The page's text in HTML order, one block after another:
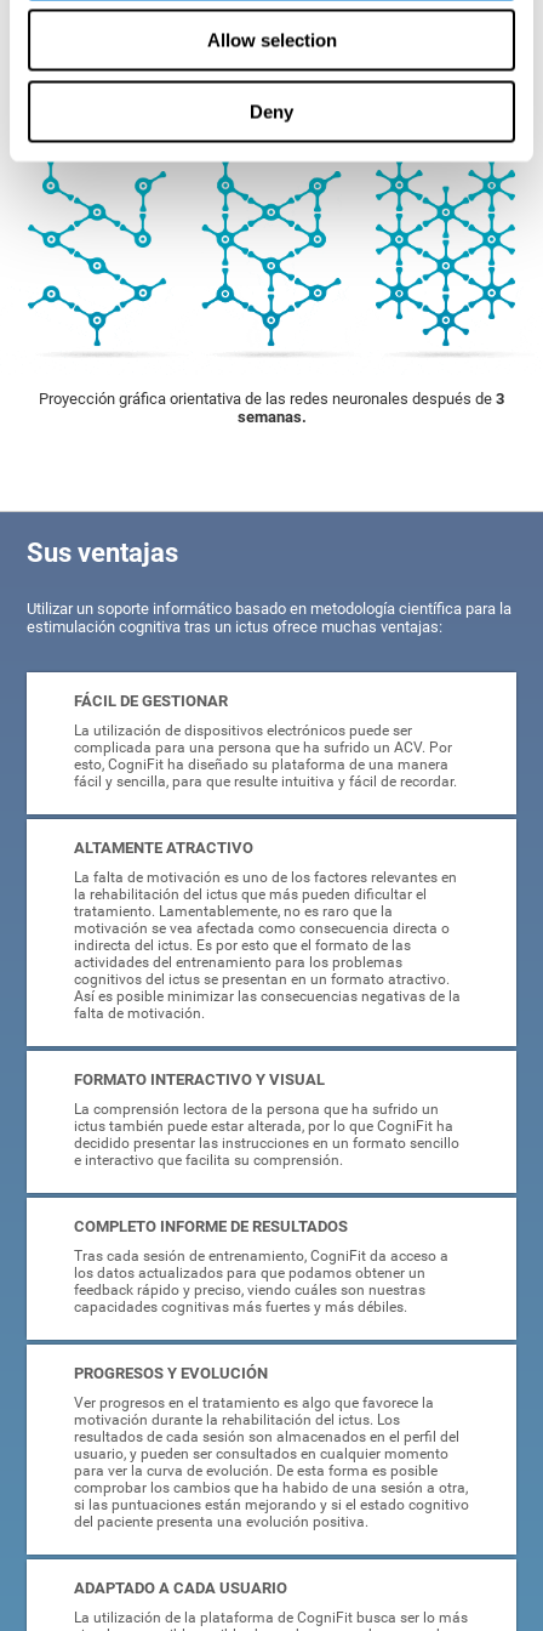
Allow selection
Deny
nervioso y ayudar al cerebro a reponerse de alteraciones estructurales,
cognitivas. El Entrenamiento específico para personas en rehabilitación
posibilidad de manejar el ordenador.
Proyección gráfica orientativa de las redes neuronales después de 3
semanas.
Sus ventajas
Utilizar un soporte informático basado en metodología científica para la
estimulación cognitiva tras un ictus ofrece muchas ventajas:
FÁCIL DE GESTIONAR
La utilización de dispositivos electrónicos puede ser
complicada para una persona que ha sufrido un ACV. Por
esto, CogniFit ha diseñado su plataforma de una manera
fácil y sencilla, para que resulte intuitiva y fácil de recordar.
ALTAMENTE ATRACTIVO
La falta de motivación es uno de los factores relevantes en
la rehabilitación del ictus que más pueden dificultar el
tratamiento. Lamentablemente, no es raro que la
motivación se vea afectada como consecuencia directa o
indirecta del ictus. Es por esto que el formato de las
actividades del entrenamiento para los problemas
cognitivos del ictus se presentan en un formato atractivo.
Así es posible minimizar las consecuencias negativas de la
falta de motivación.
FORMATO INTERACTIVO Y VISUAL
La comprensión lectora de la persona que ha sufrido un
ictus también puede estar alterada, por lo que CogniFit ha
decidido presentar las instrucciones en un formato sencillo
e interactivo que facilita su comprensión.
COMPLETO INFORME DE RESULTADOS
Tras cada sesión de entrenamiento, CogniFit da acceso a
los datos actualizados para que podamos obtener un
feedback rápido y preciso, viendo cuáles son nuestras
capacidades cognitivas más fuertes y más débiles.
PROGRESOS Y EVOLUCIÓN
Ver progresos en el tratamiento es algo que favorece la
motivación durante la rehabilitación del ictus. Los
resultados de cada sesión son almacenados en el perfil del
usuario, y pueden ser consultados en cualquier momento
para ver la curva de evolución. De esta forma es posible
comprobar los cambios que ha habido de una sesión a otra,
si las puntuaciones están mejorando y si el estado cognitivo
del paciente presenta una evolución positiva.
ADAPTADO A CADA USUARIO
La utilización de la plataforma de CogniFit busca ser lo más